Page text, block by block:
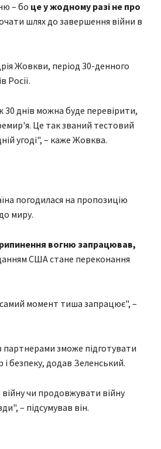
– бо це у жодному разі не про
шлях до завершення війни в
Жовкви, період 30-денного
Росії.
днів можна буде перевірити,
Це так званий тестовий
угоді", – каже Жовква.
погодилася на пропозицію
миру.
вогню запрацював,
США стане переконання
момент тиша запрацює", –
партнерами зможе підготувати
безпеку, додав Зеленський.
чи продовжувати війну
– підсумував він.